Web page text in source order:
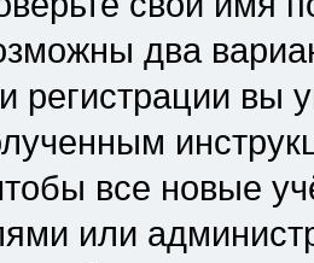
два
регистрации вы
все новые
или